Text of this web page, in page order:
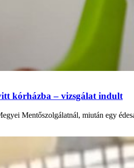
kórházba – vizsgálat indult
Mentőszolgálatnál, miután egy